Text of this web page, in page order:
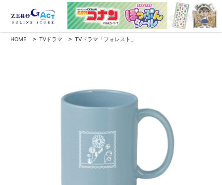
HOME > TVドラマ > TVドラマ「フォレスト」